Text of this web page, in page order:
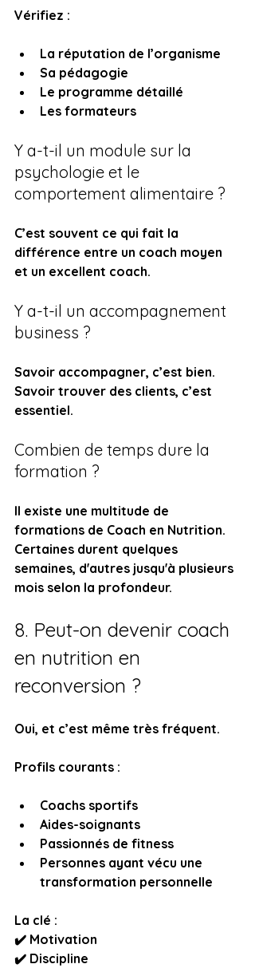
Vérifiez :
La réputation de l’organisme
Sa pédagogie
Le programme détaillé
Les formateurs
Y a-t-il un module sur la
psychologie et le
comportement alimentaire ?
C’est souvent ce qui fait la
différence entre un coach moyen
et un excellent coach.
Y a-t-il un accompagnement
business ?
Savoir accompagner, c’est bien.
Savoir trouver des clients, c’est
essentiel.
Combien de temps dure la
formation ?
Il existe une multitude de
formations de Coach en Nutrition.
Certaines durent quelques
semaines, d'autres jusqu'à plusieurs
mois selon la profondeur.
8. Peut-on devenir coach
en nutrition en
reconversion ?
Oui, et c’est même très fréquent.
Profils courants :
Coachs sportifs
Aides-soignants
Passionnés de fitness
Personnes ayant vécu une
transformation personnelle
La clé :
✔️ Motivation
✔️ Discipline